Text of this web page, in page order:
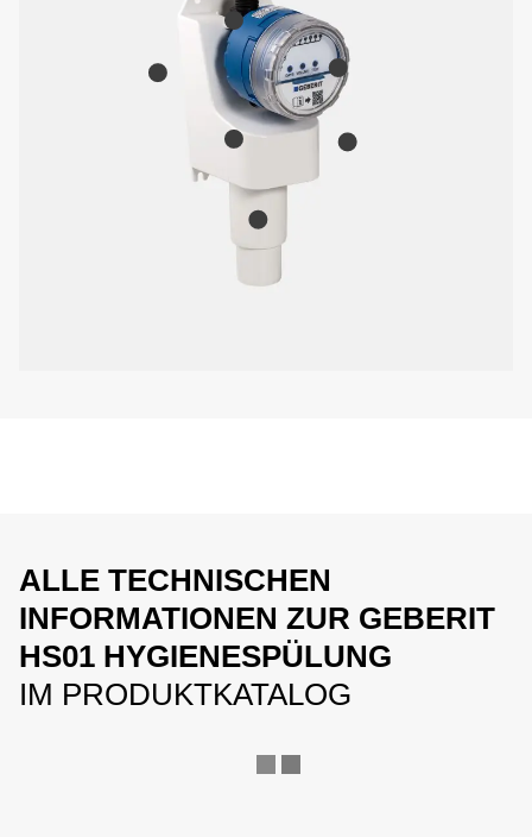
ALLE TECHNISCHEN
INFORMATIONEN ZUR GEBERIT
HS01 HYGIENESPÜLUNG
IM PRODUKTKATALOG